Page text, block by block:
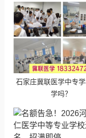
石家庄冀联医学中专
学吗？